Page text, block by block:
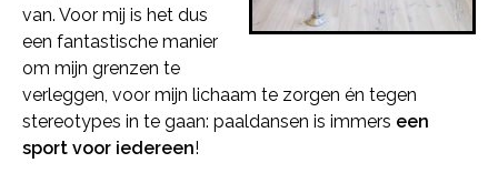
van. Voor mij is het dus
een fantastische manier
om mijn grenzen te
verleggen, voor mijn lichaam te zorgen én tegen
stereotypes in te gaan: paaldansen is immers een
sport voor iedereen!